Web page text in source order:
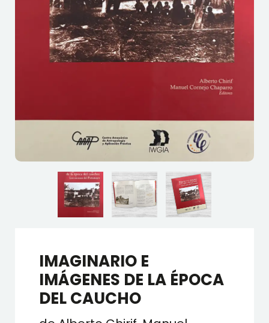
IMAGINARIO E
IMÁGENES DE LA ÉPOCA
DEL CAUCHO